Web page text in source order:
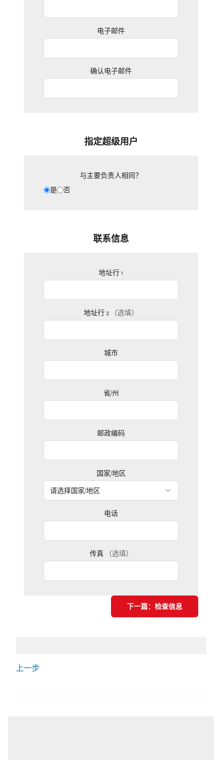
电子邮件
确认电子邮件
指定超级用户
与主要负责人相同？
是
否
联系信息
地址行 1
地址行 2 （选填）
城市
省/州
邮政编码
国家/地区
请选择国家/地区
电话
传真 （选填）
下一篇：检查信息
上一步